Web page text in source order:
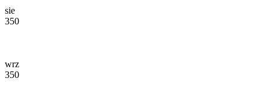
sie
350
wrz
350